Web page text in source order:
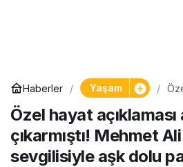
Haberler Yaşam
Özel hayat
çıkarmıştı! Mehmet
sevgilisiyle aşk dolu